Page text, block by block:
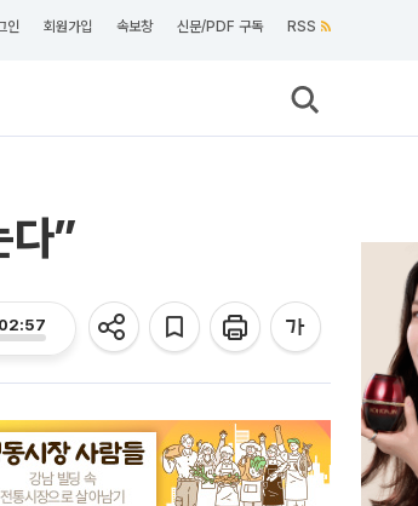
인 회원가입 속보창 신문/PDF 구독 RSS
다”